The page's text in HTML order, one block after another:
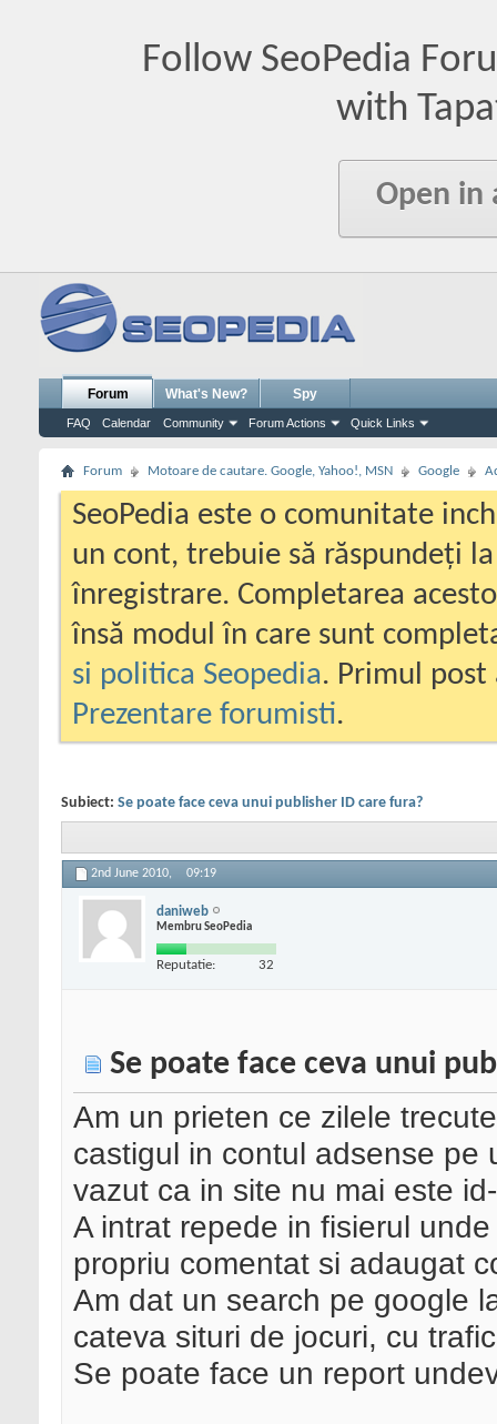
Follow SeoPedia
with
Open in
Forum
FAQ Calendar Community Forum Actions Quick Links
What's New? Spy
Forum Motoare de cautare. Google, Yahoo!, MSN Google
SeoPedia este o comunitate
un cont, trebuie să răspundeți
înregistrare. Completarea
însă modul în care sunt
si politica Seopedia. Primul
Prezentare forumisti.
Subiect: Se poate face ceva unui publisher ID care fura?
2nd June 2010, 09:19
daniweb
Membru SeoPedia
Reputatie: 32
Se poate face ceva unui
Am un prieten ce zilele
castigul in contul adsense pe
vazut ca in site nu mai este
A intrat repede in fisierul
propriu comentat si adaugat
Am dat un search pe google
cateva situri de jocuri, cu
Se poate face un report